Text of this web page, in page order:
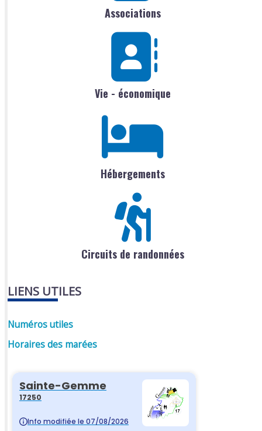
Associations
Vie - économique
Hébergements
Circuits de randonnées
LIENS UTILES
Numéros utiles
Horaires des marées